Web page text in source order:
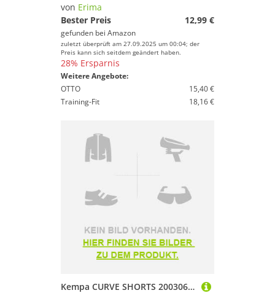
von Erima
Bester Preis
12,99 €
gefunden bei Amazon
zuletzt überprüft am 27.09.2025 um 00:04; der
Preis kann sich seitdem geändert haben.
28% Ersparnis
Weitere Angebote:
OTTO
15,40 €
Training-Fit
18,16 €
Kempa CURVE SHORTS 200306205 schwarz/gold Gr. 116